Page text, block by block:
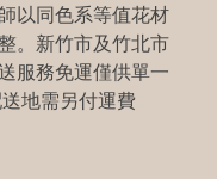
以同色系等值花材
。新竹市及竹北市
服務免運僅供單一
地需另付運費